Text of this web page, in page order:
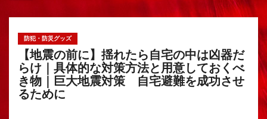
防犯・防災グッズ
【地震の前に】揺れたら自宅の中は凶器だ
らけ｜具体的な対策方法と用意しておくべ
き物｜巨大地震対策 自宅避難を成功させ
るために